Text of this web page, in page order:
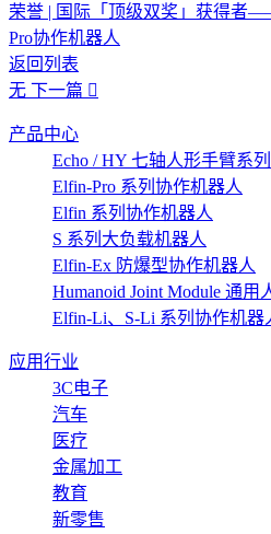
荣誉 | 国际「顶级双奖」获得者
Pro协作机器人
返回列表
无 下一篇
产品中心
Echo / HY 七轴人形手臂系列
Elfin-Pro 系列协作机器人
Elfin 系列协作机器人
S 系列大负载机器人
Elfin-Ex 防爆型协作机器人
Humanoid Joint Module 通用
Elfin-Li、S-Li 系列协作机器
应用行业
3C电子
汽车
医疗
金属加工
教育
新零售